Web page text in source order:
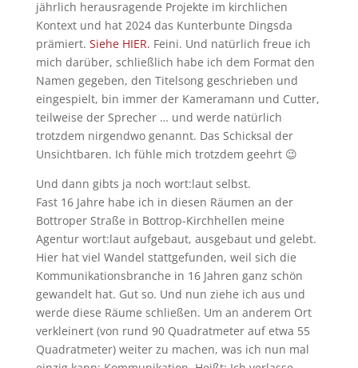
jährlich herausragende Projekte im kirchlichen
Kontext und hat 2024 das Kunterbunte Dingsda
prämiert. Siehe HIER. Feini. Und natürlich freue ich
mich darüber, schließlich habe ich dem Format den
Namen gegeben, den Titelsong geschrieben und
eingespielt, bin immer der Kameramann und Cutter,
teilweise der Sprecher … und werde natürlich
trotzdem nirgendwo genannt. Das Schicksal der
Unsichtbaren. Ich fühle mich trotzdem geehrt 😉
Und dann gibts ja noch wort:laut selbst.
Fast 16 Jahre habe ich in diesen Räumen an der
Bottroper Straße in Bottrop-Kirchhellen meine
Agentur wort:laut aufgebaut, ausgebaut und gelebt.
Hier hat viel Wandel stattgefunden, weil sich die
Kommunikationsbranche in 16 Jahren ganz schön
gewandelt hat. Gut so. Und nun ziehe ich aus und
werde diese Räume schließen. Um an anderem Ort
verkleinert (von rund 90 Quadratmeter auf etwa 55
Quadratmeter) weiter zu machen, was ich nun mal